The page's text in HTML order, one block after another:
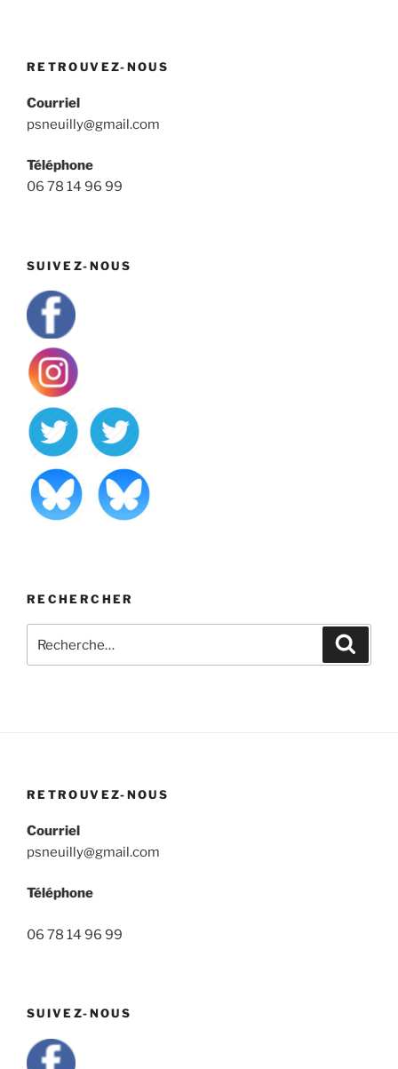
RETROUVEZ-NOUS
Courriel
psneuilly@gmail.com
Téléphone
06 78 14 96 99
SUIVEZ-NOUS
RECHERCHER
pour
RETROUVEZ-NOUS
Courriel
psneuilly@gmail.com
Téléphone
06 78 14 96 99
SUIVEZ-NOUS